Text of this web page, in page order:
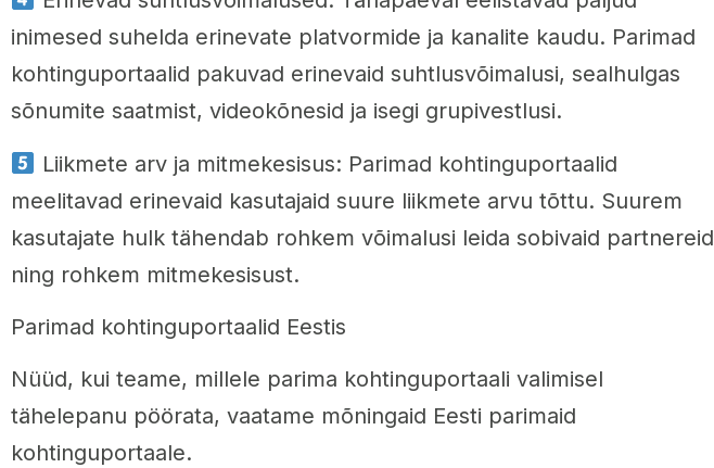
inimesed suhelda erinevate platvormide ja kanalite kaudu. Parimad
kohtinguportaalid pakuvad erinevaid suhtlusvõimalusi, sealhulgas
sõnumite saatmist, videokõnesid ja isegi grupivestlusi.
Liikmete arv ja mitmekesisus: Parimad kohtinguportaalid
meelitavad erinevaid kasutajaid suure liikmete arvu tõttu. Suurem
kasutajate hulk tähendab rohkem võimalusi leida sobivaid partnereid
ning rohkem mitmekesisust.
Parimad kohtinguportaalid Eestis
Nüüd, kui teame, millele parima kohtinguportaali valimisel
tähelepanu pöörata, vaatame mõningaid Eesti parimaid
kohtinguportaale.